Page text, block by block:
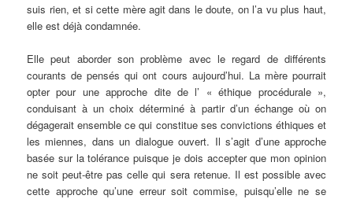
suis rien, et si cette mère agit dans le doute, on l’a vu plus haut,
elle est déjà condamnée.
Elle peut aborder son problème avec le regard de différents
courants de pensés qui ont cours aujourd’hui. La mère pourrait
opter pour une approche dite de l’ « éthique procédurale »,
conduisant à un choix déterminé à partir d’un échange où on
dégagerait ensemble ce qui constitue ses convictions éthiques et
les miennes, dans un dialogue ouvert. Il s’agit d’une approche
basée sur la tolérance puisque je dois accepter que mon opinion
ne soit peut-être pas celle qui sera retenue. Il est possible avec
cette approche qu’une erreur soit commise, puisqu’elle ne se